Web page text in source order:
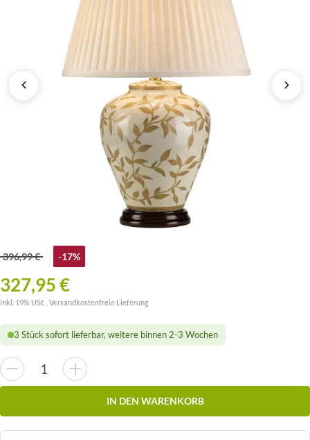
396,99 € -17%
327,95 €
inkl. 19% USt. , Versandkostenfreie Lieferung
3 Stück sofort lieferbar, weitere binnen 2-3 Wochen
IN DEN WARENKORB